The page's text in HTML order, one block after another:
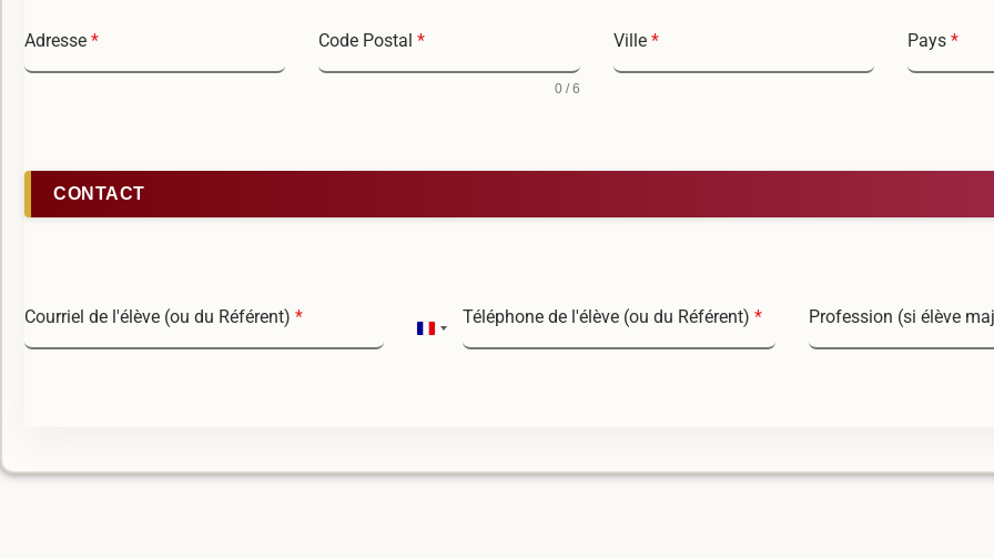
Adresse * Code Postal*
0 / 6
Ville * Pays *
CONTACT
Courriel de l'élève (ou du Référent) * Téléphone de l'élève (ou du Référent) *
F
3
Profession (si élève